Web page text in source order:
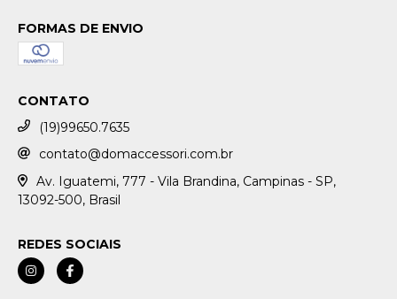
FORMAS DE ENVIO
CONTATO
(19)99650.7635
contato@domaccessori.com.br
Av. Iguatemi, 777 - Vila Brandina, Campinas - SP,
13092-500, Brasil
REDES SOCIAIS